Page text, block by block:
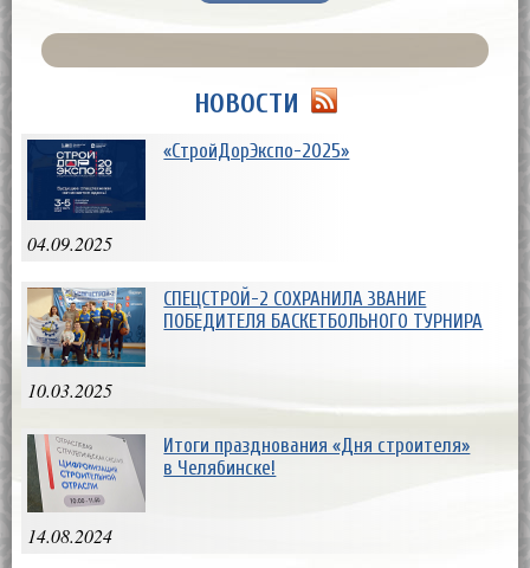
НОВОСТИ
04.09.2025
«СтройДорЭкспо-2025»
10.03.2025
СПЕЦСТРОЙ-2 СОХРАНИЛА ЗВАНИЕ
ПОБЕДИТЕЛЯ БАСКЕТБОЛЬНОГО ТУРНИРА
14.08.2024
Итоги празднования «Дня строителя»
в Челябинске!